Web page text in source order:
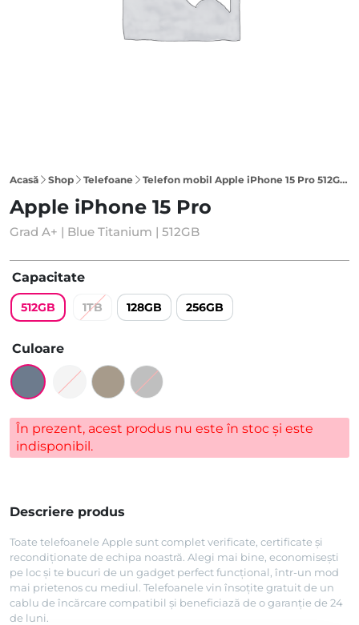
Acasă Shop Telefoane Telefon mobil Apple iPhone 15 Pro 512GB, Blue Titanium
Apple iPhone 15 Pro
Grad A+ | Blue Titanium | 512GB
Capacitate
512GB 1TB 128GB 256GB
Culoare
În prezent, acest produs nu este în stoc și este
indisponibil.
Descriere produs
Toate telefoanele Apple sunt complet verificate, certificate și
recondiționate de echipa noastră. Alegi mai bine, economisești
pe loc și te bucuri de un gadget perfect funcțional, într-un mod
mai prietenos cu mediul. Telefoanele vin însoțite gratuit de un
cablu de încărcare compatibil și beneficiază de o garanție de 24
de luni.